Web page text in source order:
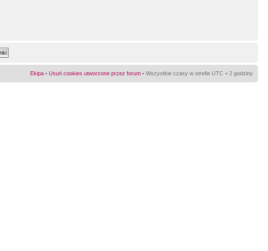
Ekipa • Usuń cookies utworzone przez forum • Wszystkie czasy w strefie UTC + 2 godziny